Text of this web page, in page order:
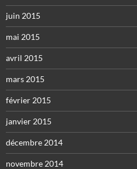
juin 2015
mai 2015
avril 2015
mars 2015
février 2015
janvier 2015
décembre 2014
novembre 2014